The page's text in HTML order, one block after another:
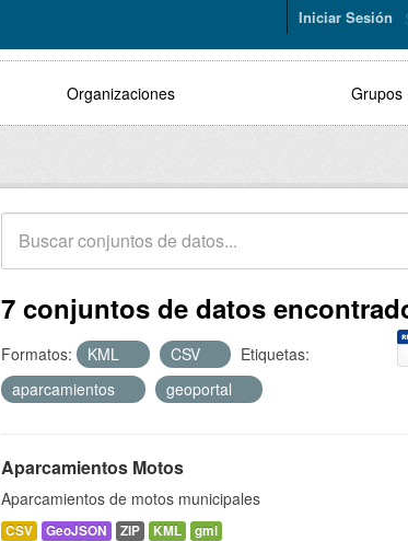
Iniciar Sesión
Organizaciones Grupos
7 conjuntos de datos
Formatos: KML CSV
Etiquetas:
aparcamientos
geoportal
Aparcamientos Motos
Aparcamientos de motos municipales
CSV GeoJSON ZIP KML gml